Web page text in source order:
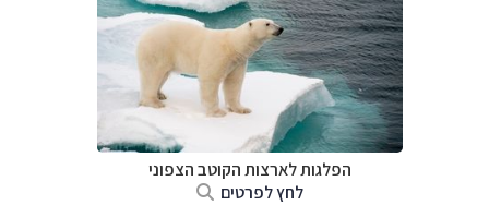
הפלגות לארצות הקוטב הצפוני
לחץ לפרטים